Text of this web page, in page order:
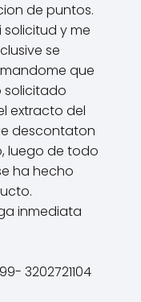
de puntos.
y me
se
que
solicitado
extracto del
descontaton
luego de todo
ha hecho
inmediata
3202721104